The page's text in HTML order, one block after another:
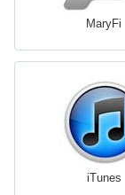
MaryFi
iTunes